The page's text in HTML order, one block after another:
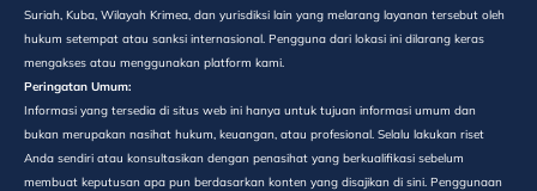
Suriah, Kuba, Wilayah Krimea, dan yurisdiksi lain yang melarang layanan tersebut oleh
hukum setempat atau sanksi internasional. Pengguna dari lokasi ini dilarang keras
mengakses atau menggunakan platform kami.
Peringatan Umum:
Informasi yang tersedia di situs web ini hanya untuk tujuan informasi umum dan
bukan merupakan nasihat hukum, keuangan, atau profesional. Selalu lakukan riset
Anda sendiri atau konsultasikan dengan penasihat yang berkualifikasi sebelum
membuat keputusan apa pun berdasarkan konten yang disajikan di sini. Penggunaan